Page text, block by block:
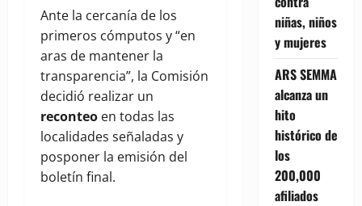
Ante la cercanía de los
primeros cómputos y “en
aras de mantener la
transparencia”, la Comisión
decidió realizar un
reconteo en todas las
localidades señaladas y
posponer la emisión del
boletín final.
niñas, niños
y mujeres
ARS SEMMA
alcanza un
hito
histórico de
los
200,000
afiliados